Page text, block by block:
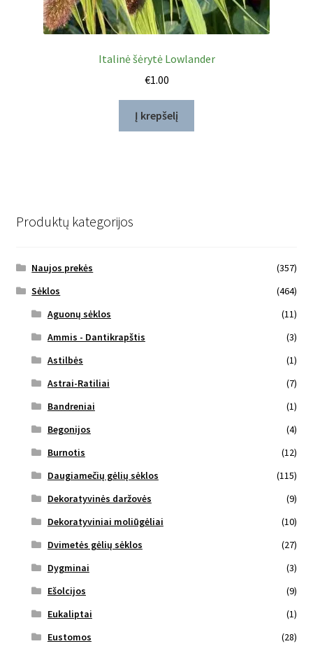
Italinė šėrytė Lowlander
€1.00
Į krepšelį
Produktų kategorijos
Naujos prekės
(357)
Sėklos
(464)
Aguonų sėklos
(11)
Ammis - Dantikrapštis
(3)
Astilbės
(1)
Astrai-Ratiliai
(7)
Bandreniai
(1)
Begonijos
(4)
Burnotis
(12)
Daugiamečių gėlių sėklos
(115)
Dekoratyvinės daržovės
(9)
Dekoratyviniai moliūgėliai
(10)
Dvimetės gėlių sėklos
(27)
Dygminai
(3)
Ešolcijos
(9)
Eukaliptai
(1)
Eustomos
(28)